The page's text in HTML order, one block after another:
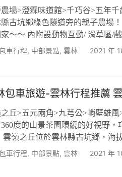
場>澄霖味道館>千巧谷>五年
古坑鄉綠色隧道旁的親子農場
～～ 內附設動物互動/ 滑草區/
孩可以玩耍~ 古坑鹿營農場位在
車行程, 中部景點, 雲林 2021 年
包車旅遊-雲林行程推薦
丘>五元兩角>九芎公>峭壁雄
360度的山景茶園環繞的好視野
雲嶺之丘位於雲林縣古坑鄉，海
之處，在這裡除了可以欣賞到日
車行程, 中部景點, 雲林 2021 年